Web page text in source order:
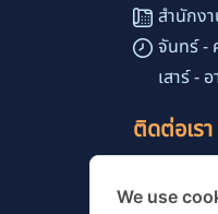
สำนักง
จันทร์ -
เสาร์ -
ติดต่อเรา
เขตคลองเ
We use